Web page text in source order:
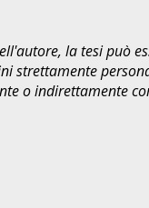
la tesi può
strettamente
o indirettamente